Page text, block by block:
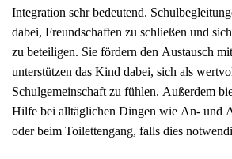
Integration sehr bedeutend.
dabei, Freundschaften zu schließen und
zu beteiligen. Sie fördern den Austausch
unterstützen das Kind dabei, sich als
Schulgemeinschaft zu fühlen. Außerdem
Hilfe bei alltäglichen Dingen wie An- und
oder beim Toilettengang, falls dies